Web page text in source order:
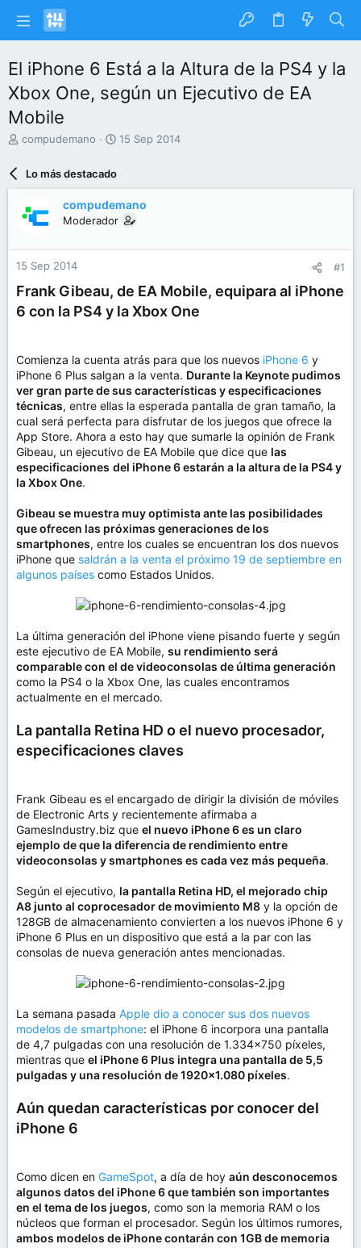
El iPhone 6 Está a la Altura de la PS4 y la
Xbox One, según un Ejecutivo de EA
Mobile
I
a
r
d
e
t
a
compudemano
F
d
e
n
c
i
o
15 Sep 2014
Lo más destacado
compudemano
Moderador
15 Sep 2014 #1
Frank Gibeau, de EA Mobile, equipara al iPhone
6 con la PS4 y la Xbox One
Comienza la cuenta atrás para que los nuevos iPhone 6 y
iPhone 6 Plus salgan a la venta. Durante la Keynote pudimos
ver gran parte de sus características y especificaciones
técnicas, entre ellas la esperada pantalla de gran tamaño, la
cual será perfecta para disfrutar de los juegos que ofrece la
App Store. Ahora a esto hay que sumarle la opinión de Frank
Gibeau, un ejecutivo de EA Mobile que dice que las
especificaciones del iPhone 6 estarán a la altura de la PS4 y
la Xbox One.
Gibeau se muestra muy optimista ante las posibilidades
que ofrecen las próximas generaciones de los
smartphones, entre los cuales se encuentran los dos nuevos
iPhone que saldrán a la venta el próximo 19 de septiembre en
algunos países como Estados Unidos.
La última generación del iPhone viene pisando fuerte y según
este ejecutivo de EA Mobile, su rendimiento será
comparable con el de videoconsolas de última generación
como la PS4 o la Xbox One, las cuales encontramos
actualmente en el mercado.
La pantalla Retina HD o el nuevo procesador,
especificaciones claves
Frank Gibeau es el encargado de dirigir la división de móviles
de Electronic Arts y recientemente afirmaba a
GamesIndustry.biz que el nuevo iPhone 6 es un claro
ejemplo de que la diferencia de rendimiento entre
videoconsolas y smartphones es cada vez más pequeña.
Según el ejecutivo, la pantalla Retina HD, el mejorado chip
A8 junto al coprocesador de movimiento M8 y la opción de
128GB de almacenamiento convierten a los nuevos iPhone 6 y
iPhone 6 Plus en un dispositivo que está a la par con las
consolas de nueva generación antes mencionadas.
La semana pasada Apple dio a conocer sus dos nuevos
modelos de smartphone: el iPhone 6 incorpora una pantalla
de 4,7 pulgadas con una resolución de 1.334×750 píxeles,
mientras que el iPhone 6 Plus integra una pantalla de 5,5
pulgadas y una resolución de 1920×1.080 píxeles.
Aún quedan características por conocer del
iPhone 6
Como dicen en GameSpot, a día de hoy aún desconocemos
algunos datos del iPhone 6 que también son importantes
en el tema de los juegos, como son la memoria RAM o los
núcleos que forman el procesador. Según los últimos rumores,
ambos modelos de iPhone contarán con 1GB de memoria